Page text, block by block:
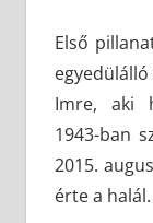
Első
Imre, aki
1943-ban
2015.
érte a halál.